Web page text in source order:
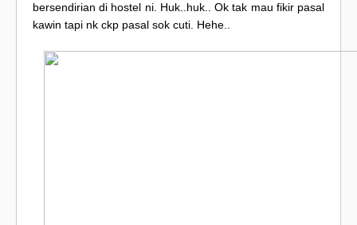
bersendirian di hostel ni. Huk..huk.. Ok tak mau fikir pasal
kawin tapi nk ckp pasal sok cuti. Hehe..